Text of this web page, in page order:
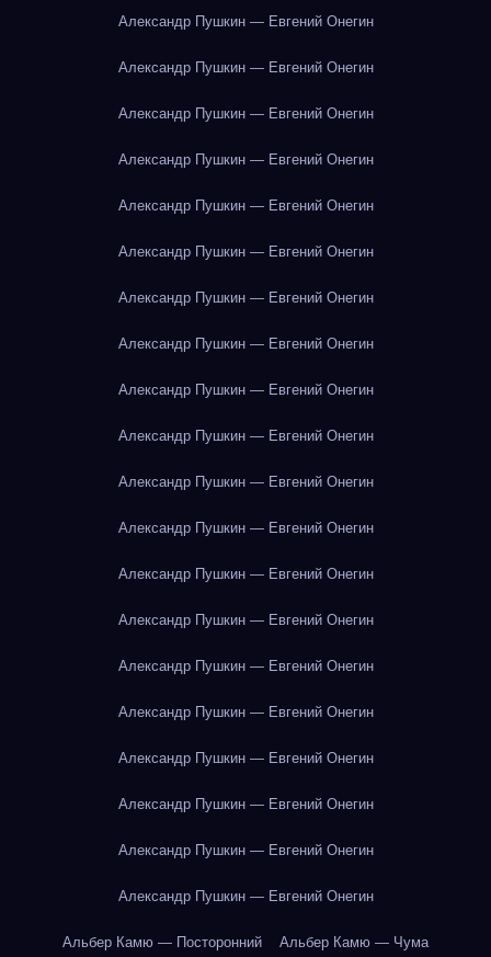
Александр Пушкин — Евгений Онегин
Александр Пушкин — Евгений Онегин
Александр Пушкин — Евгений Онегин
Александр Пушкин — Евгений Онегин
Александр Пушкин — Евгений Онегин
Александр Пушкин — Евгений Онегин
Александр Пушкин — Евгений Онегин
Александр Пушкин — Евгений Онегин
Александр Пушкин — Евгений Онегин
Александр Пушкин — Евгений Онегин
Александр Пушкин — Евгений Онегин
Александр Пушкин — Евгений Онегин
Александр Пушкин — Евгений Онегин
Александр Пушкин — Евгений Онегин
Александр Пушкин — Евгений Онегин
Александр Пушкин — Евгений Онегин
Александр Пушкин — Евгений Онегин
Александр Пушкин — Евгений Онегин
Александр Пушкин — Евгений Онегин
Александр Пушкин — Евгений Онегин
Альбер Камю — Посторонний Альбер Камю — Чума